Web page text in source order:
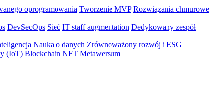
oprogramowania Tworzenie MVP Rozwiązania chmurowe
DevSecOps Sieć IT staff augmentation Dedykowany zespół
Nauka o danych Zrównoważony rozwój i ESG
(IoT) Blockchain NFT Metawersum